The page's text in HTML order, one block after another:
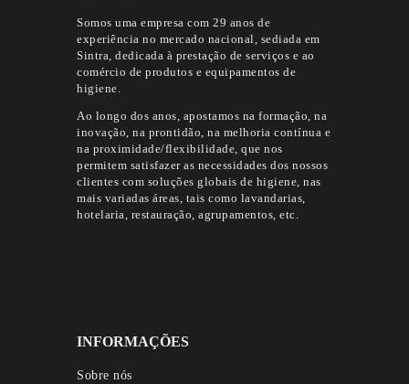
Somos uma empresa com 29 anos de
experiência no mercado nacional, sediada em
Sintra, dedicada à prestação de serviços e ao
comércio de produtos e equipamentos de
higiene.
Ao longo dos anos, apostamos na formação, na
inovação, na prontidão, na melhoria contínua e
na proximidade/flexibilidade, que nos
permitem satisfazer as necessidades dos nossos
clientes com soluções globais de higiene, nas
mais variadas áreas, tais como lavandarias,
hotelaria, restauração, agrupamentos, etc.
INFORMAÇÕES
Sobre nós